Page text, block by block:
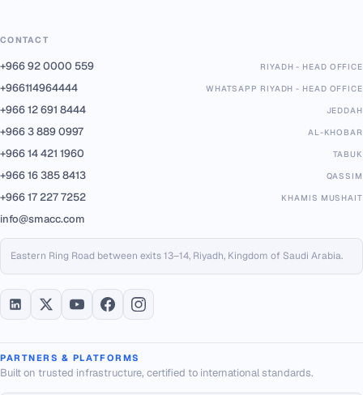
CONTACT
+966 92 0000 559 RIYADH - HEAD OFFICE
+966114964444 WHATSAPP RIYADH - HEAD OFFICE
+966 12 691 8444 JEDDAH
+966 3 889 0997 AL-KHOBAR
+966 14 421 1960 TABUK
+966 16 385 8413 QASSIM
+966 17 227 7252 KHAMIS MUSHAIT
info@smacc.com
Eastern Ring Road between exits 13–14, Riyadh, Kingdom of Saudi Arabia.
PARTNERS & PLATFORMS
Built on trusted infrastructure, certified to international standards.